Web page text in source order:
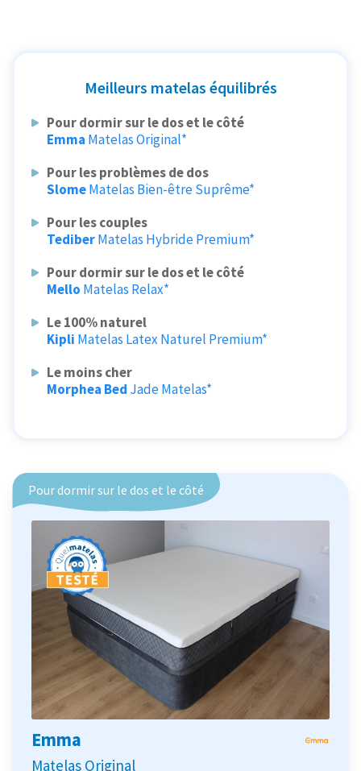
Meilleurs matelas équilibrés
Pour dormir sur le dos et le côté
Emma Matelas Original*
Pour les problèmes de dos
SlomeMatelas Bien-être Suprême*
Pour les couples
TediberMatelas Hybride Premium*
Pour dormir sur le dos et le côté
Mello Matelas Relax*
Le 100% naturel
Kipli Matelas Latex Naturel Premium*
Le moins cher
Morphea Bed Jade Matelas*
Pour dormir sur le dos et le côté
Emma
Matelas Original